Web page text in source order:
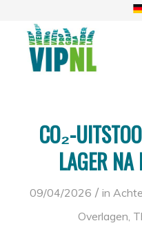
CO₂-
LAGER NA
09/04/2026 / in
Overlagen,